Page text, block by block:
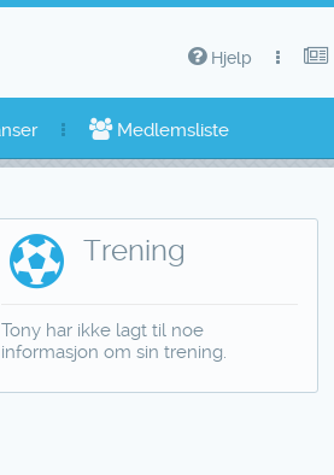
Hjelp
Medlemsliste
Trening
Tony har ikke lagt til noe
informasjon om sin trening.